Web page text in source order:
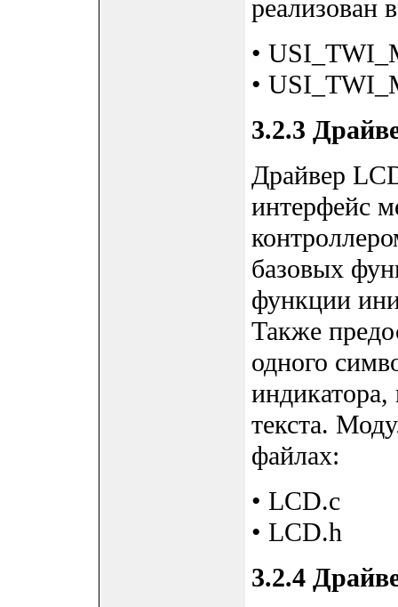
реализован
•
•
3.2.3
Драйвер
интерфейс
базовых
функции
Также
одного
текста.
файлах:
• LCD.c
• LCD.h
3.2.4